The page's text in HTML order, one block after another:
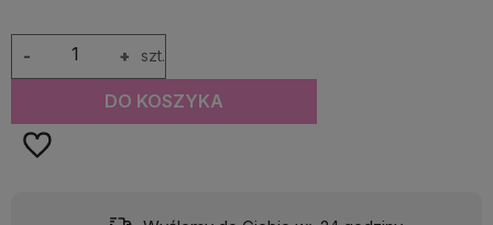
+
- szt.
DO KOSZYKA